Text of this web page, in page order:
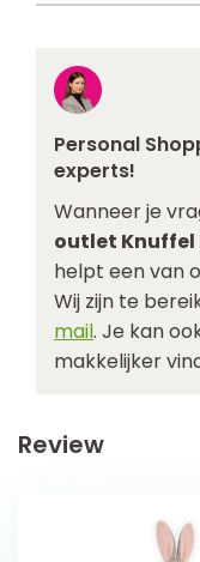
Personal
experts!
Wanneer je
outlet Knuffel
helpt een van
Wij zijn te
mail. Je kan
makkelijker
Review